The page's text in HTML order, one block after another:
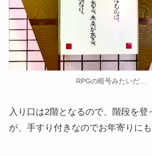
RPGの暗号みたいだ…
入り口は2階となるので、階段を登
が、手すり付きなのでお年寄りにも